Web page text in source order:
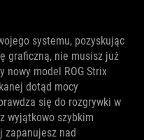
systemu, pozyskując
graficzną, nie musisz już
nowy model ROG Strix
dotąd mocy
się do rozgrywki w
wyjątkowo szybkim
zapanujesz nad